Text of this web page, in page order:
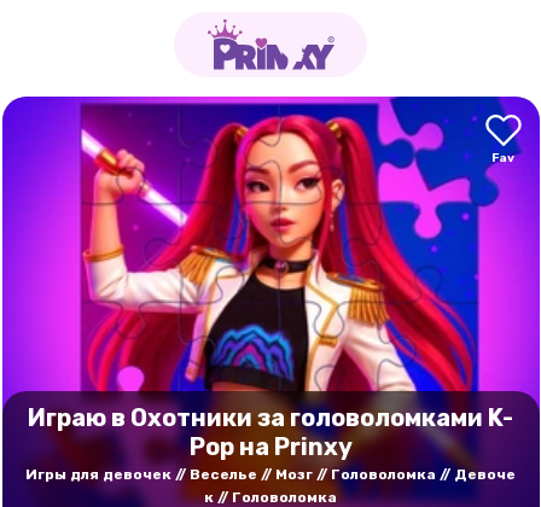
Играю в Охотники за головоломками K-
Pop на Prinxy
Игры для девочек Веселье Мозг Головоломка
Девоче
к
Головоломка